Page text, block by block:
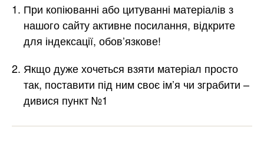
При копіюванні або цитуванні матеріалів з
нашого сайту активне посилання, відкрите
для індексації, обов’язкове!
Якщо дуже хочеться взяти матеріал просто
так, поставити під ним своє ім’я чи зграбити –
дивися пункт №1